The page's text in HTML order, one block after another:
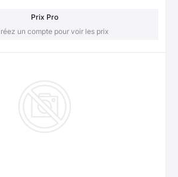
Prix Pro
un compte pour voir les prix